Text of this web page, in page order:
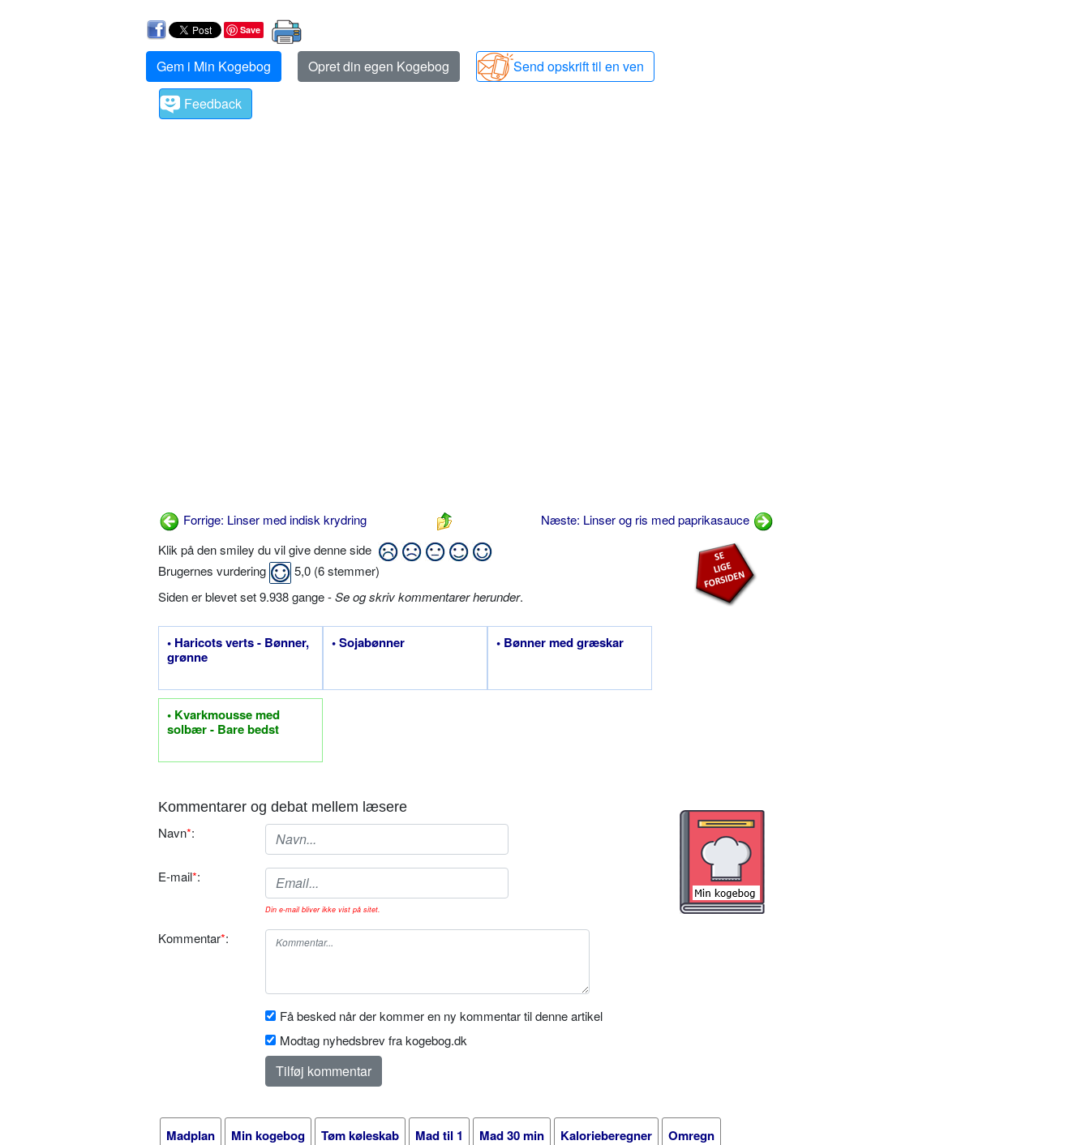
Save
Gem i Min Kogebog Opret din egen Kogebog
Send opskrift til en ven
Feedback
Forrige: Linser med indisk krydring
Næste: Linser og ris med paprikasauce
Klik på den smiley du vil give denne side
Brugernes vurdering
5,0 (6stemmer)
Siden er blevet set 9.938 gange -Se og skriv kommentarer herunder.
• Haricots verts - Bønner,
grønne
• Sojabønner • Bønner med græskar
• Kvarkmousse med
solbær - Bare bedst
Kommentarer og debat mellem læsere
Navn*:
E-mail*:
Din e-mail bliver ikke vist på sitet.
Kommentar*:
Få besked når der kommer en ny kommentar til denne artikel
Modtag nyhedsbrev fra kogebog.dk
Madplan Min kogebog Tøm køleskab Mad til 1 Mad 30 min Kalorieberegner Omregn